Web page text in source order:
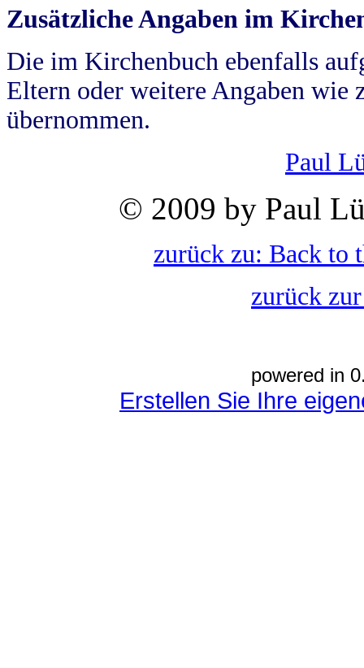
Zusätzliche Angaben im
Die im Kirchenbuch ebenfalls
Eltern oder weitere Angaben wie
übernommen.
Paul
© 2009 by Paul
zurück zu: Back to
zurück
powered in
Erstellen Sie Ihre